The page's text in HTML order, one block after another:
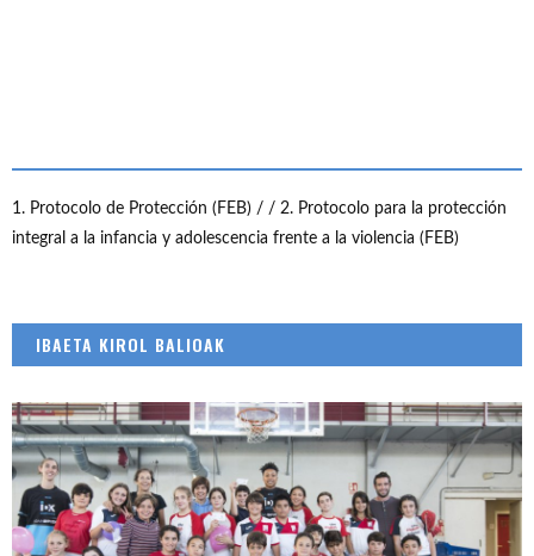
1. Protocolo de Protección (FEB) / / 2. Protocolo para la protección
integral a la infancia y adolescencia frente a la violencia (FEB)
IBAETA KIROL BALIOAK